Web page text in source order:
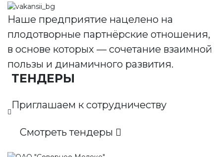
Наше предприятие нацелено на
плодотворные партнёрские отношения,
в основе которых — сочетание взаимной
пользы и динамичного развития.
ТЕНДЕРЫ
Приглашаем к сотрудничеству
Смотреть тендеры